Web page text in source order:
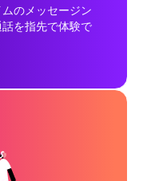
のメッセージン
を指先で体験で